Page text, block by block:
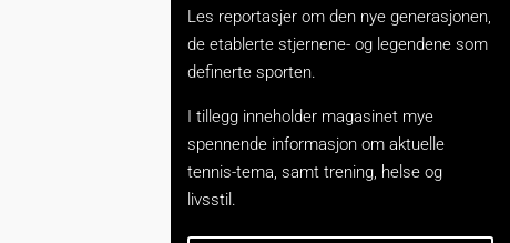
Les reportasjer om den nye generasjonen,
de etablerte stjernene- og legendene som
definerte sporten.
I tillegg inneholder magasinet mye
spennende informasjon om aktuelle
tennis-tema, samt trening, helse og
livsstil.